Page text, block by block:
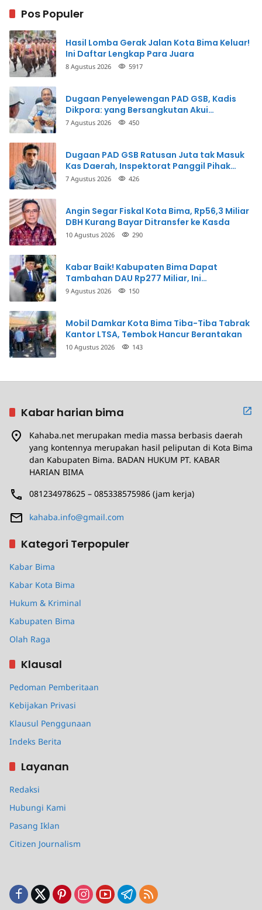
Pos Populer
Hasil Lomba Gerak Jalan Kota Bima Keluar!
Ini Daftar Lengkap Para Juara
8 Agustus 2026 5917
Dugaan Penyelewengan PAD GSB, Kadis
Dikpora: yang Bersangkutan Akui
Perbuatannya dan Siap Mengembalikan
7 Agustus 2026 450
Dugaan PAD GSB Ratusan Juta tak Masuk
Kas Daerah, Inspektorat Panggil Pihak
Terkait
7 Agustus 2026 426
Angin Segar Fiskal Kota Bima, Rp56,3 Miliar
DBH Kurang Bayar Ditransfer ke Kasda
10 Agustus 2026 290
Kabar Baik! Kabupaten Bima Dapat
Tambahan DAU Rp277 Miliar, Ini
Prioritasnya
9 Agustus 2026 150
Mobil Damkar Kota Bima Tiba-Tiba Tabrak
Kantor LTSA, Tembok Hancur Berantakan
10 Agustus 2026 143
Kabar harian bima
Kahaba.net merupakan media massa berbasis daerah
yang kontennya merupakan hasil peliputan di Kota Bima
dan Kabupaten Bima. BADAN HUKUM PT. KABAR
HARIAN BIMA
081234978625 – 085338575986 (jam kerja)
kahaba.info@gmail.com
Kategori Terpopuler
Kabar Bima
Kabar Kota Bima
Hukum & Kriminal
Kabupaten Bima
Olah Raga
Klausal
Pedoman Pemberitaan
Kebijakan Privasi
Klausul Penggunaan
Indeks Berita
Layanan
Redaksi
Hubungi Kami
Pasang Iklan
Citizen Journalism